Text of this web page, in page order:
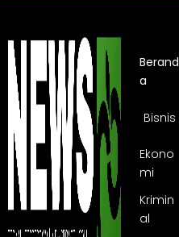
Berand
a
Bisnis
Ekono
mi
Krimin
al